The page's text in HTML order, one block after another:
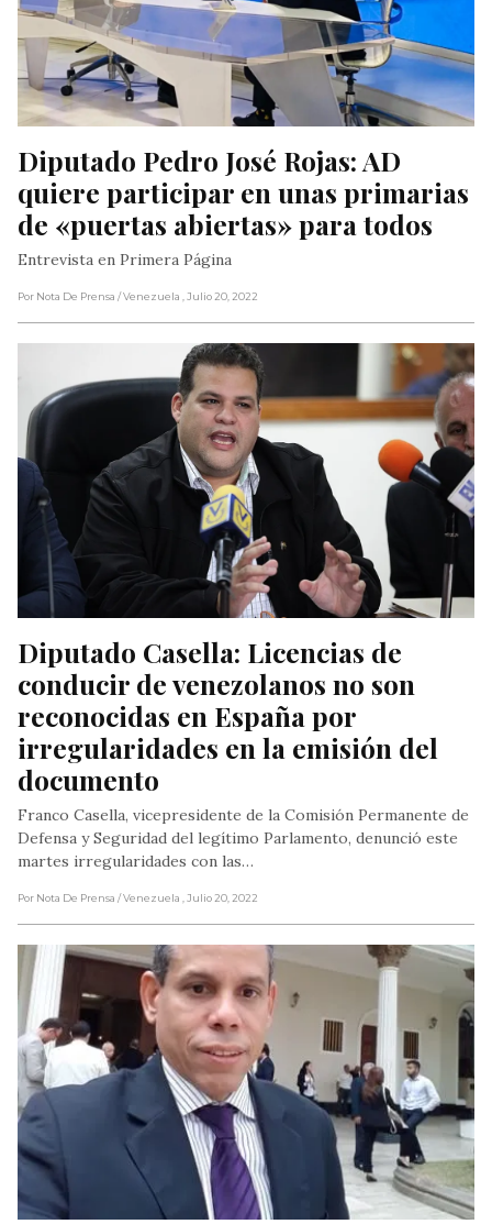
Diputado Pedro José Rojas: AD
quiere participar en unas primarias
de «puertas abiertas» para todos
Entrevista en Primera Página
Por Nota De Prensa / Venezuela , Julio 20, 2022
Diputado Casella: Licencias de
conducir de venezolanos no son
reconocidas en España por
irregularidades en la emisión del
documento
Franco Casella, vicepresidente de la Comisión Permanente de
Defensa y Seguridad del legítimo Parlamento, denunció este
martes irregularidades con las…
Por Nota De Prensa / Venezuela , Julio 20, 2022